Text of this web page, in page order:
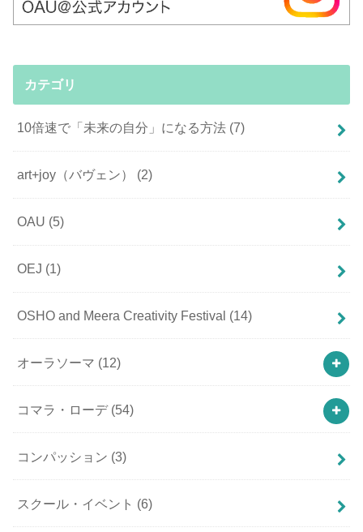
カテゴリ
10倍速で「未来の自分」になる方法 (7)
art+joy（バヴェン） (2)
OAU (5)
OEJ (1)
OSHO and Meera Creativity Festival (14)
オーラソーマ (12)
コマラ・ローデ (54)
コンパッション (3)
スクール・イベント (6)